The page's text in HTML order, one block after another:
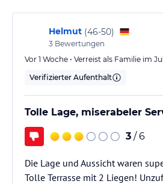
Helmut (46-50)
3 Bewertungen
Vor 1 Woche • Verreist als Familie im
Verifizierter Aufenthalt
Tolle Lage, miserabeler
3 / 6
Die Lage und Aussicht waren
Tolle Terrasse mit 2 Liegen!